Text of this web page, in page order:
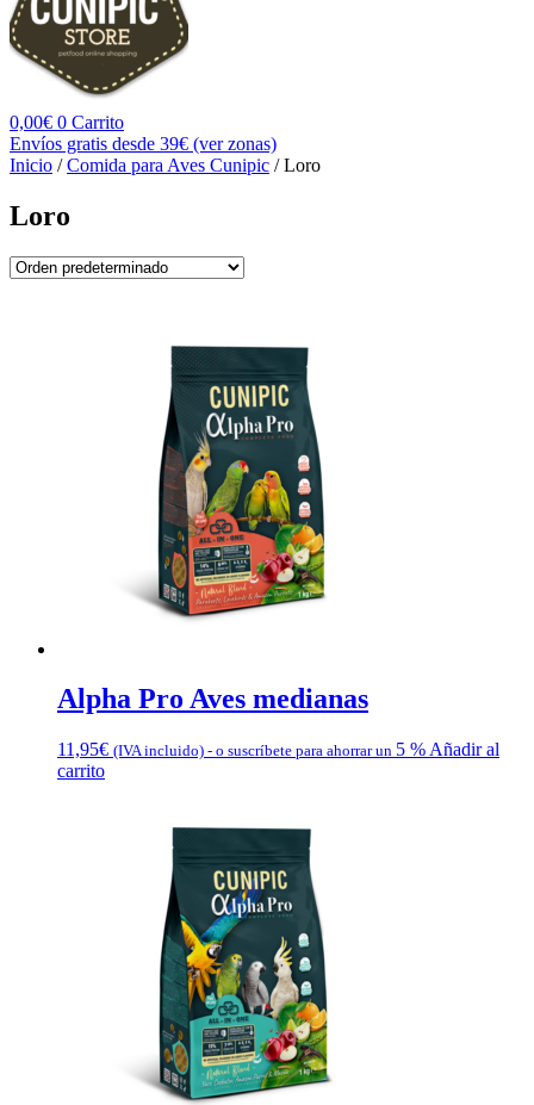
0,00€ 0 Carrito
Envíos gratis desde 39€ (ver zonas)
Inicio /Comida para Aves Cunipic / Loro
Loro
Alpha Pro Aves medianas
11,95€ (IVA incluido) - o suscríbete para ahorrar un 5 % Añadir al
carrito